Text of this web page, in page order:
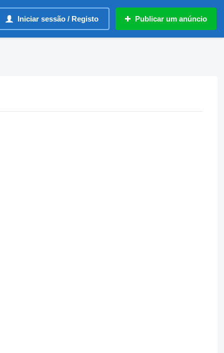
Iniciar sessão / Registo Publicar um anúncio